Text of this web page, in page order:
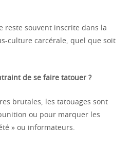
reste souvent inscrite dans la
culture carcérale, quel que soit
de se faire tatouer ?
brutales, les tatouages sont
ou pour marquer les
» ou informateurs.